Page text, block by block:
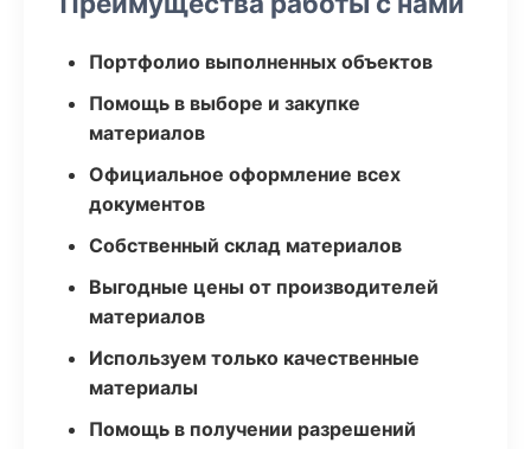
Портфолио выполненных объектов
Помощь в выборе и закупке
материалов
Официальное оформление всех
документов
Собственный склад материалов
Выгодные цены от производителей
материалов
Используем только качественные
материалы
Помощь в получении разрешений